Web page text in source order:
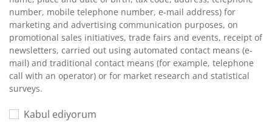
number, mobile telephone number, e-mail address) for
marketing and advertising communication purposes, on
promotional sales initiatives, trade fairs and events, receipt of
newsletters, carried out using automated contact means (e-
mail) and traditional contact means (for example, telephone
call with an operator) or for market research and statistical
surveys.
Kabul ediyorum